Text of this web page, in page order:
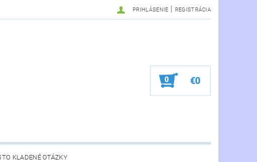
PRIHLÁSENIE | REGISTRÁCIA
0 €0
KLADENÉ OTÁZKY